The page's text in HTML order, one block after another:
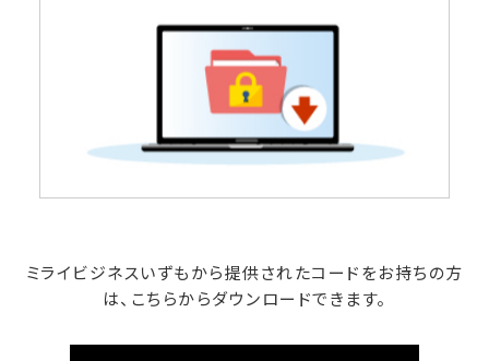
ミライビジネスいずもから提供されたコードをお持ちの方
は、こちらからダウンロードできます。